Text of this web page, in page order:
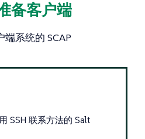
备客户端
系统的 SCAP
SSH 联系方法的 Salt